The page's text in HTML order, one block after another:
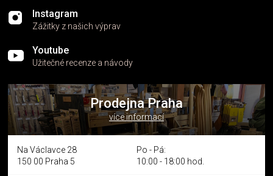
Instagram
Zážitky z našich výprav
Youtube
Užitečné recenze a návody
Prodejna Praha
více informací
Na Václavce 28
150 00 Praha 5
Po - Pá:
10:00 - 18:00 hod.